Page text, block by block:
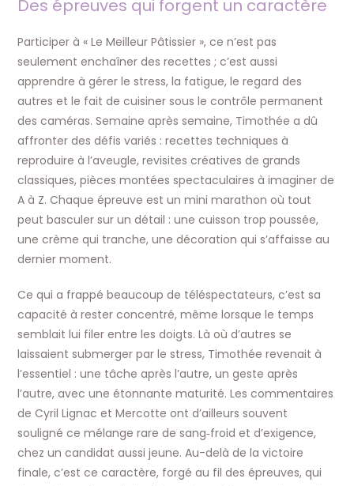
Des épreuves qui forgent un caractère
Participer à « Le Meilleur Pâtissier », ce n’est pas
seulement enchaîner des recettes ; c’est aussi
apprendre à gérer le stress, la fatigue, le regard des
autres et le fait de cuisiner sous le contrôle permanent
des caméras. Semaine après semaine, Timothée a dû
affronter des défis variés : recettes techniques à
reproduire à l’aveugle, revisites créatives de grands
classiques, pièces montées spectaculaires à imaginer de
A à Z. Chaque épreuve est un mini marathon où tout
peut basculer sur un détail : une cuisson trop poussée,
une crème qui tranche, une décoration qui s’affaisse au
dernier moment.​
Ce qui a frappé beaucoup de téléspectateurs, c’est sa
capacité à rester concentré, même lorsque le temps
semblait lui filer entre les doigts. Là où d’autres se
laissaient submerger par le stress, Timothée revenait à
l’essentiel : une tâche après l’autre, un geste après
l’autre, avec une étonnante maturité. Les commentaires
de Cyril Lignac et Mercotte ont d’ailleurs souvent
souligné ce mélange rare de sang‑froid et d’exigence,
chez un candidat aussi jeune. Au-delà de la victoire
finale, c’est ce caractère, forgé au fil des épreuves, qui